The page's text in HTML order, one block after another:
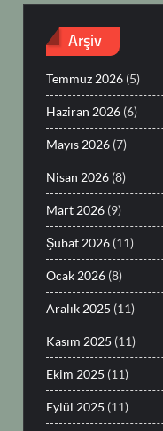
Arşiv
Temmuz 2026 (5)
Haziran 2026 (6)
Mayıs 2026 (7)
Nisan 2026 (8)
Mart 2026 (9)
Şubat 2026 (11)
Ocak 2026 (8)
Aralık 2025 (11)
Kasım 2025 (11)
Ekim 2025 (11)
Eylül 2025 (11)